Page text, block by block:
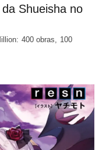
Shueisha no
400 obras, 100